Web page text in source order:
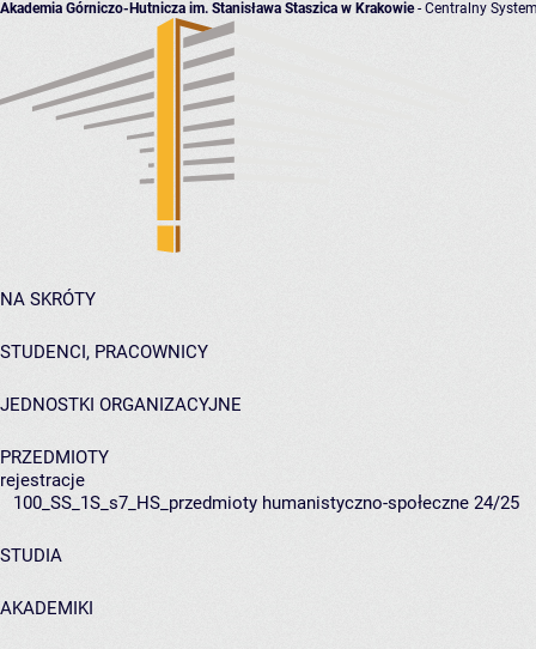
Akademia Górniczo-Hutnicza im. Stanisława Staszica w Krakowie- Centralny
NA SKRÓTY
STUDENCI, PRACOWNICY
JEDNOSTKI ORGANIZACYJNE
PRZEDMIOTY
rejestracje
100_SS_1S_s7_HS_przedmioty humanistyczno-społeczne 24/25
STUDIA
AKADEMIKI